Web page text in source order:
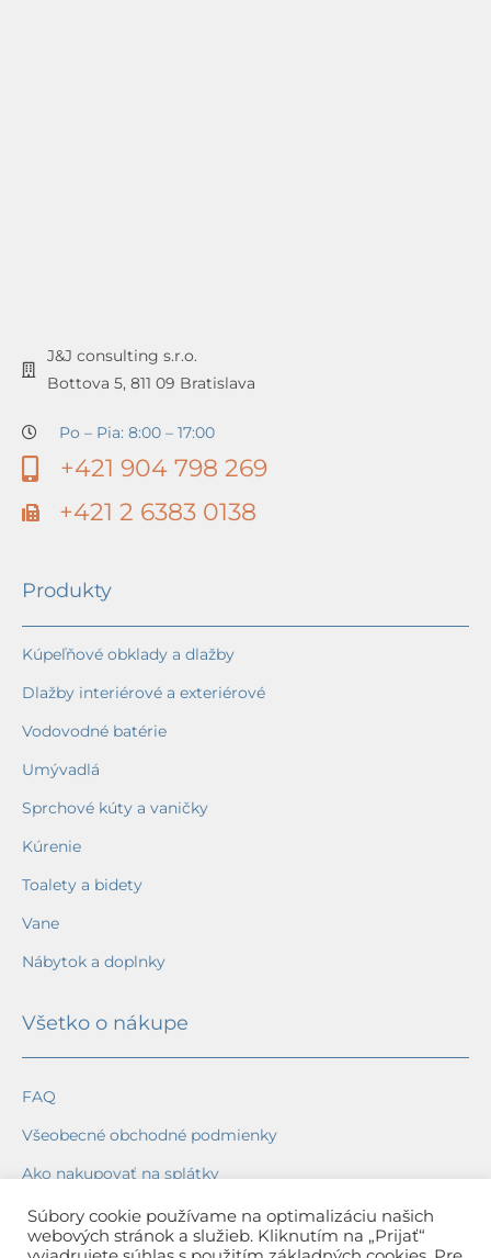
J&J consulting s.r.o.
Bottova 5, 811 09 Bratislava
Po – Pia: 8:00 – 17:00
+421 904 798 269
+421 2 6383 0138
Produkty
Kúpeľňové obklady a dlažby
Dlažby interiérové a exteriérové
Vodovodné batérie
Umývadlá
Sprchové kúty a vaničky
Kúrenie
Toalety a bidety
Vane
Nábytok a doplnky
Všetko o nákupe
FAQ
Všeobecné obchodné podmienky
Ako nakupovať na splátky
Ochrana osobných údajov
Reklamačný poriadok
Súbory cookie používame na optimalizáciu našich
webových stránok a služieb. Kliknutím na „Prijať“